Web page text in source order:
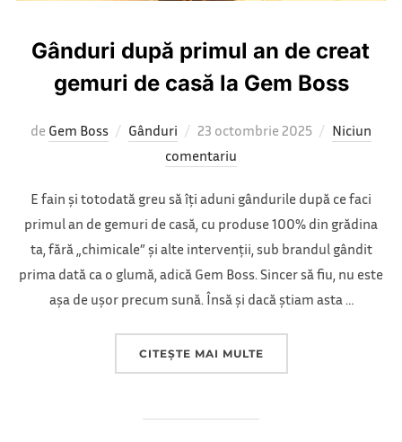
Gânduri după primul an de creat
gemuri de casă la Gem Boss
de Gem Boss Gânduri
Publicat
pe
23 octombrie 2025
Niciun
comentariu
E fain și totodată greu să îți aduni gândurile după ce faci
primul an de gemuri de casă, cu produse 100% din grădina
ta, fără „chimicale” și alte intervenții, sub brandul gândit
prima dată ca o glumă, adică Gem Boss. Sincer să fiu, nu este
așa de ușor precum sună. Însă și dacă știam asta …
CITEȘTE MAI MULTE„GÂNDURI DUPĂ